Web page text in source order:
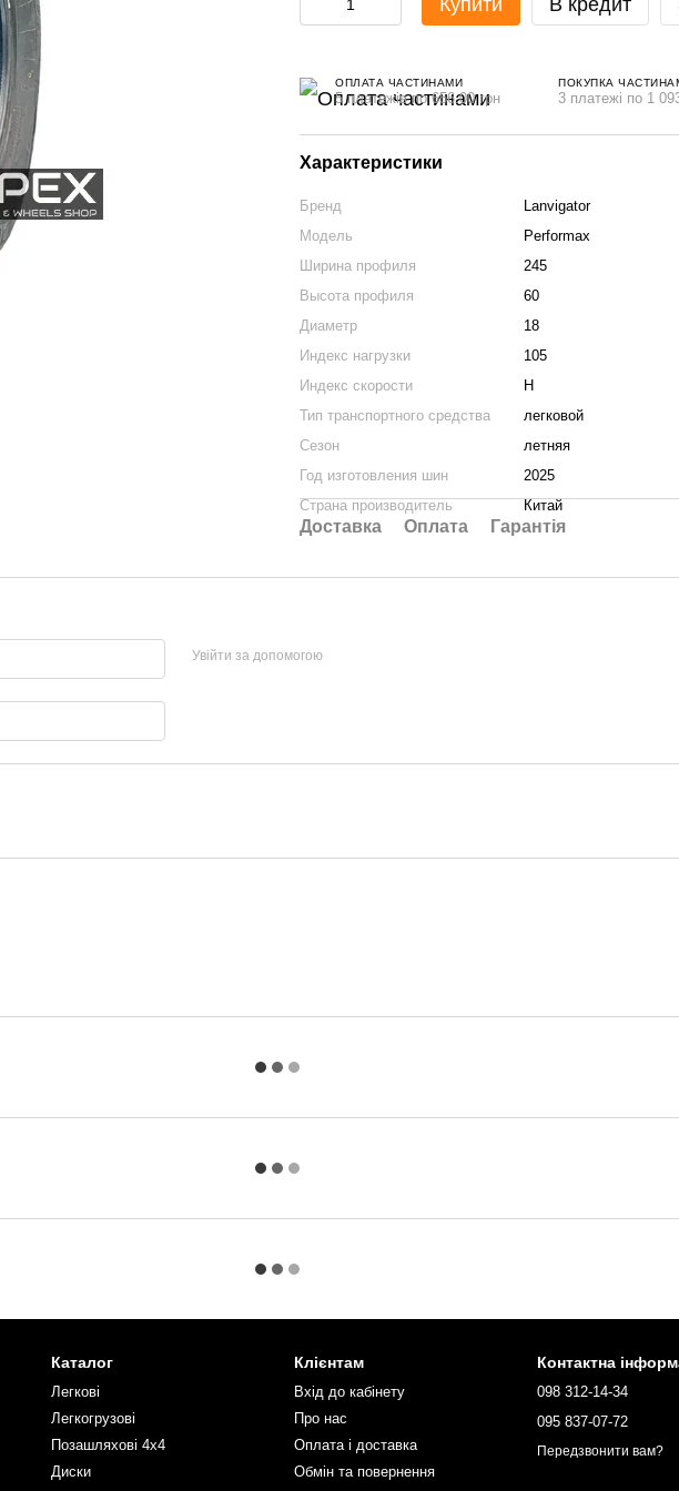
Купити В кредит
ОПЛАТА ЧАСТИНАМИ
5 платежів по 656.00 грн
ПОКУПКА
3 платежі по 1
Характеристики
Бренд
Lanvigator
Модель
Performax
Ширина профиля
245
Высота профиля
60
Диаметр
18
Индекс нагрузки
105
Индекс скорости
H
Тип транспортного средства
легковой
Сезон
летняя
Год изготовления шин
2025
Страна производитель
Китай
Доставка Оплата Гарантія
Увійти за допомогою
Каталог
Легкові
Легкогрузові
Позашляхові 4х4
Диски
Клієнтам
Вхід до кабінету
Про нас
Оплата і доставка
Обмін та повернення
Контактна
098 312-14-34
095 837-07-72
Передзвонити вам?